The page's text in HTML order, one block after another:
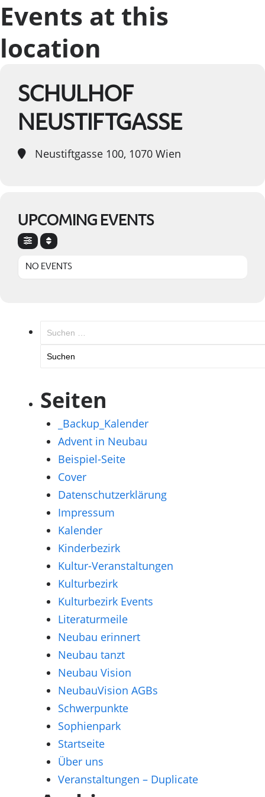
Events at this
location
SCHULHOF
NEUSTIFTGASSE
Neustiftgasse 100, 1070 Wien
UPCOMING EVENTS
NO EVENTS
Suchen
Seiten
_Backup_Kalender
Advent in Neubau
Beispiel-Seite
Cover
Datenschutzerklärung
Impressum
Kalender
Kinderbezirk
Kultur-Veranstaltungen
Kulturbezirk
Kulturbezirk Events
Literaturmeile
Neubau erinnert
Neubau tanzt
Neubau Vision
NeubauVision AGBs
Schwerpunkte
Sophienpark
Startseite
Über uns
Veranstaltungen – Duplicate